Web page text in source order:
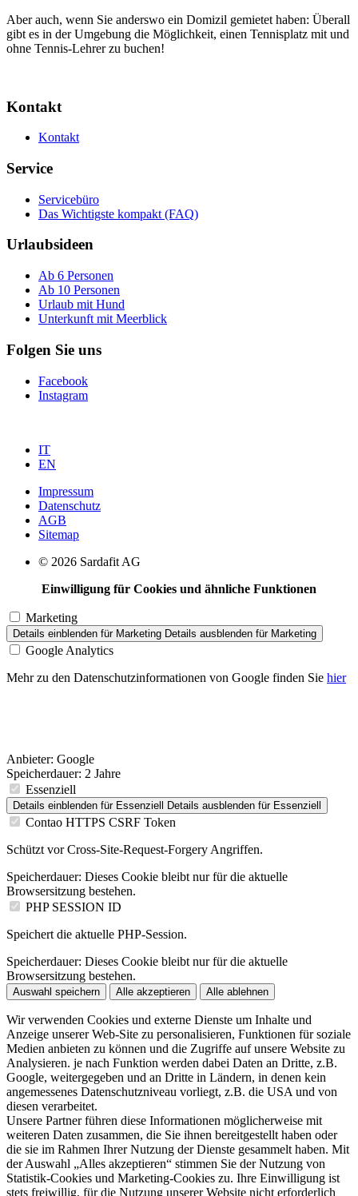
Aber auch, wenn Sie anderswo ein Domizil gemietet haben: Überall
gibt es in der Umgebung die Möglichkeit, einen Tennisplatz mit und
ohne Tennis-Lehrer zu buchen!
Kontakt
Kontakt
Service
Servicebüro
Das Wichtigste kompakt (FAQ)
Urlaubsideen
Ab 6 Personen
Ab 10 Personen
Urlaub mit Hund
Unterkunft mit Meerblick
Folgen Sie uns
Facebook
Instagram
IT
EN
Impressum
Datenschutz
AGB
Sitemap
© 2026 Sardafit AG
Einwilligung für Cookies und ähnliche Funktionen
Marketing
Details einblenden für Marketing Details ausblenden für Marketing
Google Analytics
Mehr zu den Datenschutzinformationen von Google finden Sie hier
Anbieter: Google
Speicherdauer: 2 Jahre
Essenziell
Details einblenden für Essenziell Details ausblenden für Essenziell
Contao HTTPS CSRF Token
Schützt vor Cross-Site-Request-Forgery Angriffen.
Speicherdauer: Dieses Cookie bleibt nur für die aktuelle
Browsersitzung bestehen.
PHP SESSION ID
Speichert die aktuelle PHP-Session.
Speicherdauer: Dieses Cookie bleibt nur für die aktuelle
Browsersitzung bestehen.
Auswahl speichern Alle akzeptieren Alle ablehnen
Wir verwenden Cookies und externe Dienste um Inhalte und
Anzeige unserer Web-Site zu personalisieren, Funktionen für soziale
Medien anbieten zu können und die Zugriffe auf unsere Website zu
Analysieren. je nach Funktion werden dabei Daten an Dritte, z.B.
Google, weitergegeben und an Dritte in Ländern, in denen kein
angemessenes Datenschutzniveau vorliegt, z.B. die USA und von
diesen verarbeitet.
Unsere Partner führen diese Informationen möglicherweise mit
weiteren Daten zusammen, die Sie ihnen bereitgestellt haben oder
die sie im Rahmen Ihrer Nutzung der Dienste gesammelt haben. Mit
der Auswahl „Alles akzeptieren“ stimmen Sie der Nutzung von
Statistik-Cookies und Marketing-Cookies zu. Ihre Einwilligung ist
stets freiwillig, für die Nutzung unserer Website nicht erforderlich